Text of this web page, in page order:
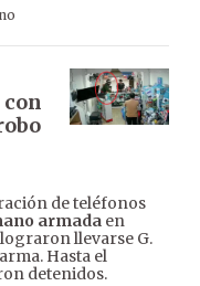
con
de teléfonos
armada en
llevarse G.
Hasta el
detenidos.